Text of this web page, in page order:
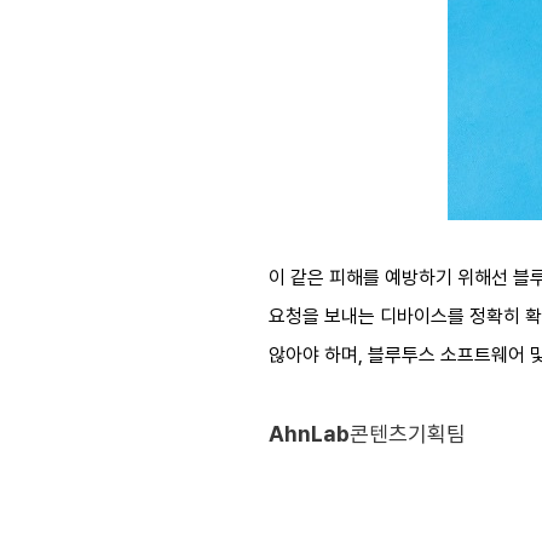
이 같은 피해를 예방하기 위해선 블
요청을 보내는 디바이스를 정확히
않아야 하며, 블루투스 소프트웨어
AhnLab콘텐츠기획팀